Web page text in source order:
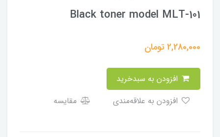
Black toner model MLT-101
2,280,000تومان
مقایسه